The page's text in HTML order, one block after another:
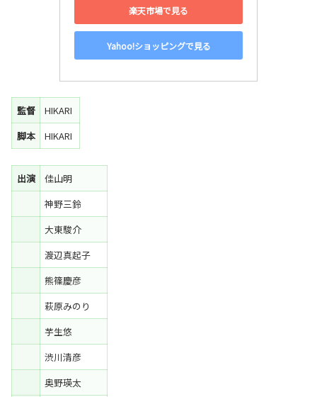
楽天市場で見る
Yahoo!ショッピングで見る
監督
HIKARI
脚本
HIKARI
出演
佳山明
神野三鈴
大東駿介
渡辺真起子
熊篠慶彦
萩原みのり
芋生悠
渋川清彦
奥野瑛太